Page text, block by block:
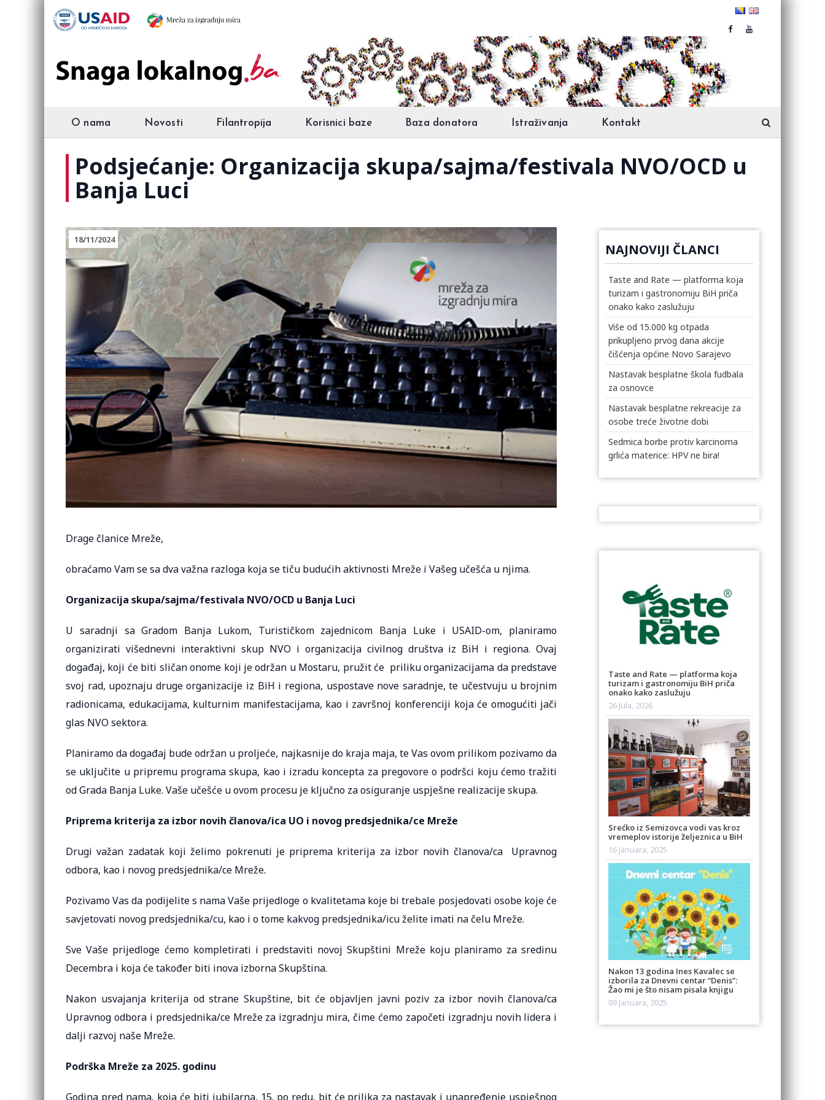
O nama Novosti Filantropija Korisnici baze Baza donatora Istraživanja Kontakt
Podsjećanje: Organizacija skupa/sajma/festivala NVO/OCD u
Banja Luci
18/11/2024
Drage članice Mreže,
obraćamo Vam se sa dva važna razloga koja se tiču budućih aktivnosti Mreže i Vašeg učešća u njima.
Organizacija skupa/sajma/festivala NVO/OCD u Banja Luci
U saradnji sa Gradom Banja Lukom, Turističkom zajednicom Banja Luke i USAID-om, planiramo
organizirati višednevni interaktivni skup NVO i organizacija civilnog društva iz BiH i regiona. Ovaj
događaj, koji će biti sličan onome koji je održan u Mostaru, pružit će priliku organizacijama da predstave
svoj rad, upoznaju druge organizacije iz BiH i regiona, uspostave nove saradnje, te učestvuju u brojnim
radionicama, edukacijama, kulturnim manifestacijama, kao i završnoj konferenciji koja će omogućiti jači
glas NVO sektora.
Planiramo da događaj bude održan u proljeće, najkasnije do kraja maja, te Vas ovom prilikom pozivamo da
se uključite u pripremu programa skupa, kao i izradu koncepta za pregovore o podršci koju ćemo tražiti
od Grada Banja Luke. Vaše učešće u ovom procesu je ključno za osiguranje uspješne realizacije skupa.
Priprema kriterija za izbor novih članova/ica UO i novog predsjednika/ce Mreže
Drugi važan zadatak koji želimo pokrenuti je priprema kriterija za izbor novih članova/ca Upravnog
odbora, kao i novog predsjednika/ce Mreže.
Pozivamo Vas da podijelite s nama Vaše prijedloge o kvalitetama koje bi trebale posjedovati osobe koje će
savjetovati novog predsjednika/cu, kao i o tome kakvog predsjednika/icu želite imati na čelu Mreže.
Sve Vaše prijedloge ćemo kompletirati i predstaviti novoj Skupštini Mreže koju planiramo za sredinu
Decembra i koja će također biti inova izborna Skupština.
Nakon usvajanja kriterija od strane Skupštine, bit će objavljen javni poziv za izbor novih članova/ca
Upravnog odbora i predsjednika/ce Mreže za izgradnju mira, čime ćemo započeti izgradnju novih lidera i
dalji razvoj naše Mreže.
Podrška Mreže za 2025. godinu
Godina pred nama, koja će biti jubilarna, 15. po redu, bit će prilika za nastavak i unapređenje uspješnog
NAJNOVIJI ČLANCI
Taste and Rate — platforma koja
turizam i gastronomiju BiH priča
onako kako zaslužuju
Više od 15.000 kg otpada
prikupljeno prvog dana akcije
čišćenja općine Novo Sarajevo
Nastavak besplatne škola fudbala
za osnovce
Nastavak besplatne rekreacije za
osobe treće životne dobi
Sedmica borbe protiv karcinoma
grlića materice: HPV ne bira!
Taste and Rate — platforma koja
turizam i gastronomiju BiH priča
onako kako zaslužuju
26 Jula, 2026
Srećko iz Semizovca vodi vas kroz
vremeplov istorije željeznica u BiH
16 Januara, 2025
Nakon 13 godina Ines Kavalec se
izborila za Dnevni centar “Denis”:
Žao mi je što nisam pisala knjigu
09 Januara, 2025